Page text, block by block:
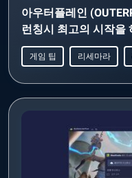
아우터플레인
런칭시 최고의 시작을
게임 팁 리세마라